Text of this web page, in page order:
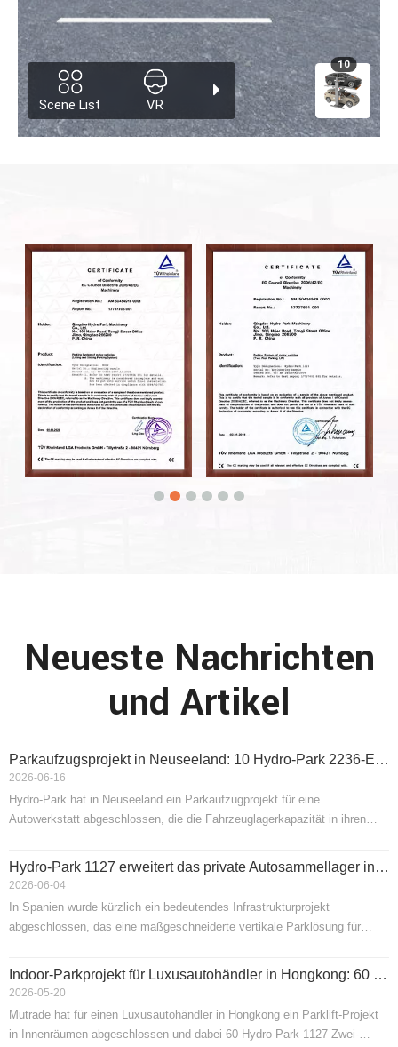
Neueste Nachrichten
und Artikel
Parkaufzugsprojekt in Neuseeland: 10 Hydro-Park 2236-Einheiten schufen 20 Parkplätze für eine Autowerkstatt
2026-06-16
Hydro-Park hat in Neuseeland ein Parkaufzugprojekt für eine
Autowerkstatt abgeschlossen, die die Fahrzeuglagerkapazität in ihren
Hydro-Park 2236 Vier-Säulen-Parklifte und schuf so insgesamt 20
Hydro-Park 1127 erweitert das private Autosammellager in Spanien mit modularer Exzellenz
2026-06-04
In Spanien wurde kürzlich ein bedeutendes Infrastrukturprojekt
abgeschlossen, das eine maßgeschneiderte vertikale Parklösung für
Säulen-Parkaufzügen, die darauf ausgelegt sind, eine Sammlung
Indoor-Parkprojekt für Luxusautohändler in Hongkong: 60 Hydro-Park 1127-Einheiten schufen 120 Parkplätze
2026-05-20
Mutrade hat für einen Luxusautohändler in Hongkong ein Parklift-Projekt
in Innenräumen abgeschlossen und dabei 60 Hydro-Park 1127 Zwei-